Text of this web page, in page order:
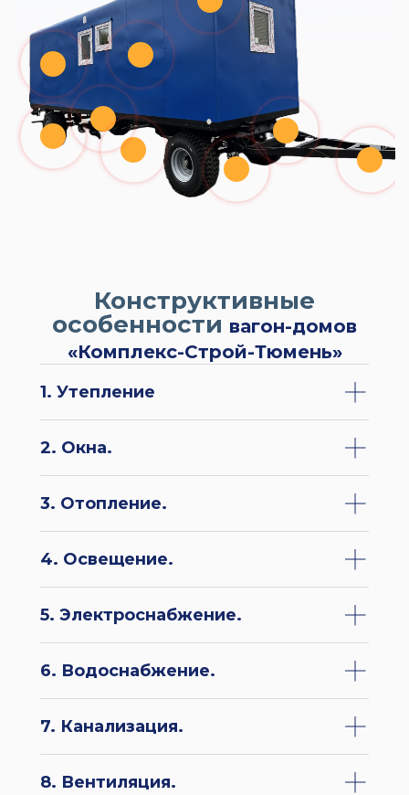
Конструктивные
особенности вагон-домов
«Комплекс-Строй-Тюмень»
1. Утепление
2. Окна.
3. Отопление.
4. Освещение.
5. Электроснабжение.
6. Водоснабжение.
7. Канализация.
8. Вентиляция.